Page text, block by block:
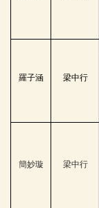
羅子涵 梁中行
簡妙璇 梁中行